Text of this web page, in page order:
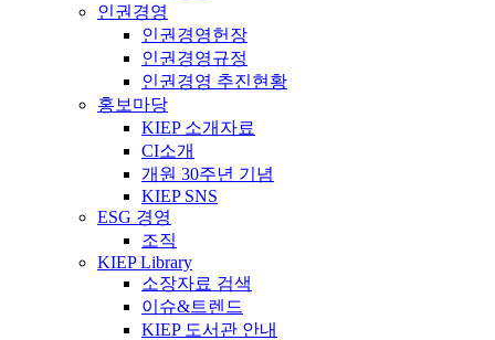
인권경영
인권경영헌장
인권경영규정
인권경영 추진현황
홍보마당
KIEP 소개자료
CI소개
개원 30주년 기념
KIEP SNS
ESG 경영
조직
KIEP Library
소장자료 검색
이슈&트렌드
KIEP 도서관 안내